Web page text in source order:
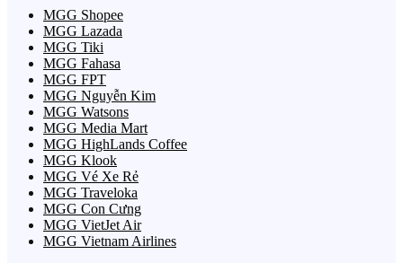
MGG Shopee
MGG Lazada
MGG Tiki
MGG Fahasa
MGG FPT
MGG Nguyễn Kim
MGG Watsons
MGG Media Mart
MGG HighLands Coffee
MGG Klook
MGG Vé Xe Rẻ
MGG Traveloka
MGG Con Cưng
MGG VietJet Air
MGG Vietnam Airlines